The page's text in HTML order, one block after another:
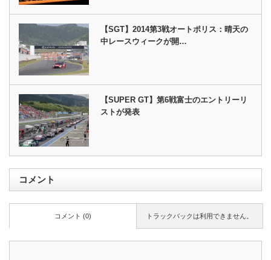
【SGT】2014第3戦オートポリス：晴天の
中レースウィークが開…
【SUPER GT】第6戦富士のエントリーリ
ストが発表
コメント
トラックバックは利用できません。
コメント (0)